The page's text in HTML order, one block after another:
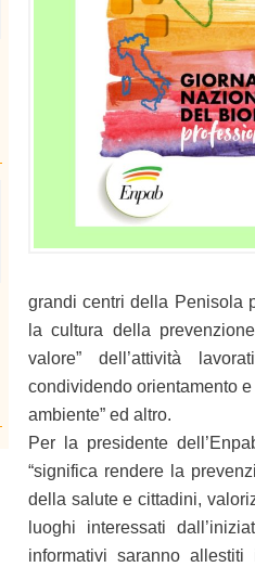
grandi centri della Penisola
la cultura della
valore” dell’attività
condividendo orientamento
ambiente” ed altro.
Per la presidente
“significa rendere la
della salute e cittadini,
luoghi interessati
informativi saranno